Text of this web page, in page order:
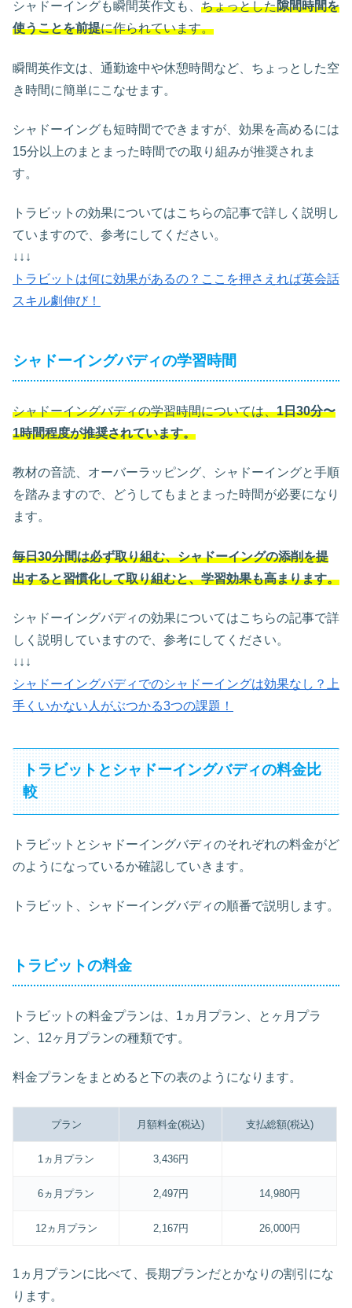
シャドーイングも瞬間英作文も、 ちょっとした隙間時間を
使うことを前提に作られています。
瞬間英作文は、通勤途中や休憩時間など、ちょっとした空
き時間に簡単にこなせます。
シャドーイングも短時間でできますが、効果を高めるには
15分以上のまとまった時間での取り組みが推奨されま
す。
トラビットの効果についてはこちらの記事で詳しく説明し
ていますので、参考にしてください。
↓↓↓
トラビットは何に効果があるの？ここを押さえれば英会話
スキル劇伸び！
シャドーイングバディの学習時間
シャドーイングバディの学習時間については、1日30分〜
1時間程度が推奨されています。
教材の音読、オーバーラッピング、シャドーイングと手順
を踏みますので、どうしてもまとまった時間が必要になり
ます。
毎日30分間は必ず取り組む、シャドーイングの添削を提
出すると習慣化して取り組むと、学習効果も高まります。
シャドーイングバディの効果についてはこちらの記事で詳
しく説明していますので、参考にしてください。
↓↓↓
シャドーイングバディでのシャドーイングは効果なし？上
手くいかない人がぶつかる3つの課題！
トラビットとシャドーイングバディの料金比
較
トラビットとシャドーイングバディのそれぞれの料金がど
のようになっているか確認していきます。
トラビット、シャドーイングバディの順番で説明します。
トラビットの料金
トラビットの料金プランは、1ヵ月プラン、とヶ月プラ
ン、12ヶ月プランの種類です。
料金プランをまとめると下の表のようになります。
プラン 月額料金(税込) 支払総額(税込)
1ヵ月プラン 3,436円
6ヵ月プラン 2,497円 14,980円
12ヵ月プラン 2,167円 26,000円
1ヵ月プランに比べて、長期プランだとかなりの割引にな
ります。